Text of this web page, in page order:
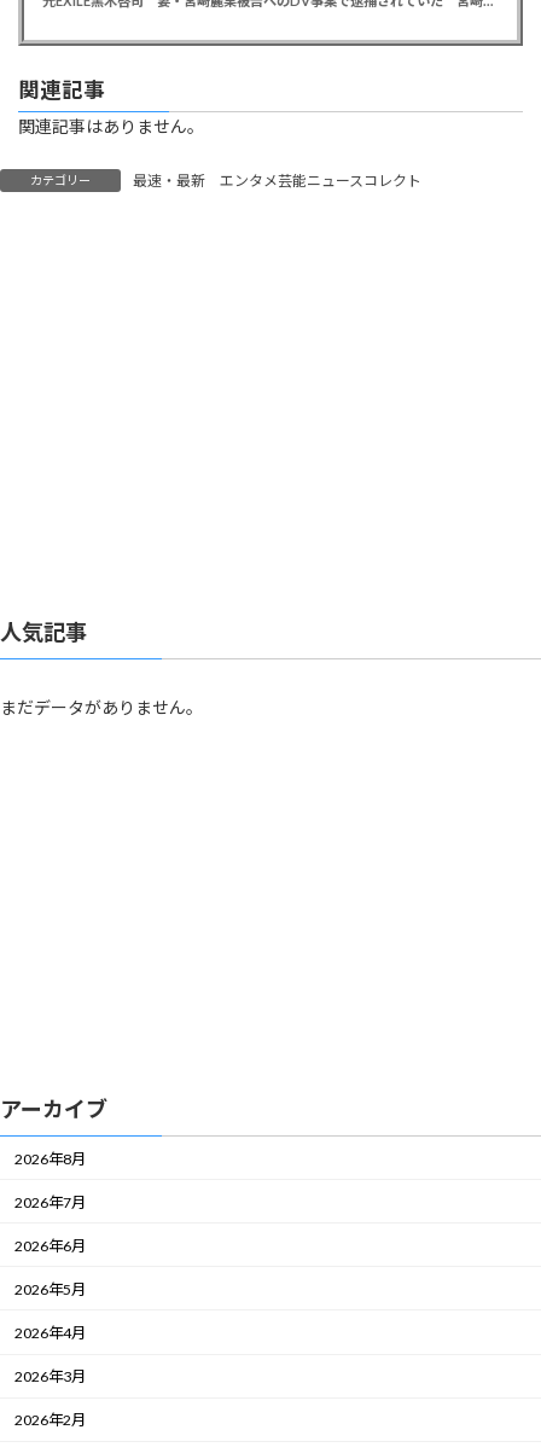
関連記事
関連記事はありません。
カテゴリー 最速・最新 エンタメ芸能ニュースコレクト
人気記事
まだデータがありません。
アーカイブ
2026年8月
2026年7月
2026年6月
2026年5月
2026年4月
2026年3月
2026年2月